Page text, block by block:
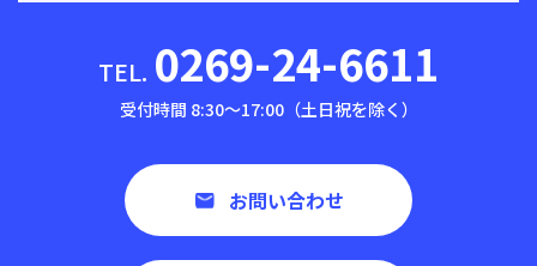
TEL. 0269-24-6611
受付時間 8:30〜17:00（土日祝を除く）
お問い合わせ